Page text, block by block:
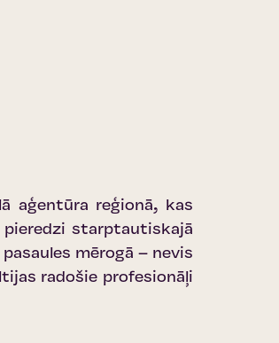
aģentūra reģionā, kas
starptautiskajā
mērogā – nevis
radošie profesionāļi